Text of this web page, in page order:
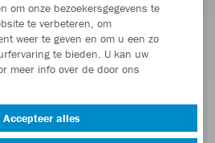
om onze bezoekersgegevens te
te verbeteren, om
weer te geven en om u een zo
te bieden. U kan uw
meer info over de door ons
Accepteer alles